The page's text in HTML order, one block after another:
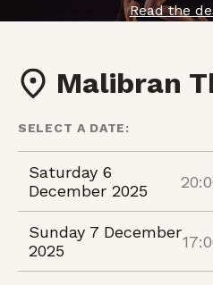
Read the
Malibran
SELECT A DATE:
Saturday 6
December 2025
Sunday 7 December
2025